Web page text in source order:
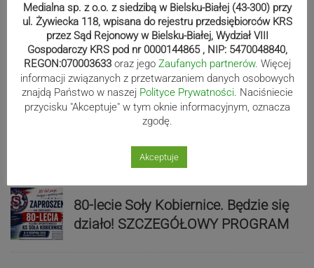
Mistrzowie świata z MCK Żywiec!
ZDJĘCIA
Bracia Szejowie ruszają po kolejne
punkty. Liderzy mistrzostw
wystartują w Rajdzie Rzeszowskim
80-lecie Soły Kobiernice. Będzie się
działo! SZCZEGÓŁOWY PROGRAM
Medialna sp. z o.o. z siedzibą w Bielsku-Białej (43-300) przy
ul. Żywiecka 118, wpisana do rejestru przedsiębiorców KRS
przez Sąd Rejonowy w Bielsku-Białej, Wydział VIII
Gospodarczy KRS pod nr 0000144865 , NIP: 5470048840,
REGON:070003633 oraz jego Zaufanych partnerów. Więcej
informacji związanych z przetwarzaniem danych osobowych
znajdą Państwo w naszej Polityce Prywatności. Naciśniecie
przycisku "Akceptuje" w tym oknie informacyjnym, oznacza
zgodę.
Akceptuje